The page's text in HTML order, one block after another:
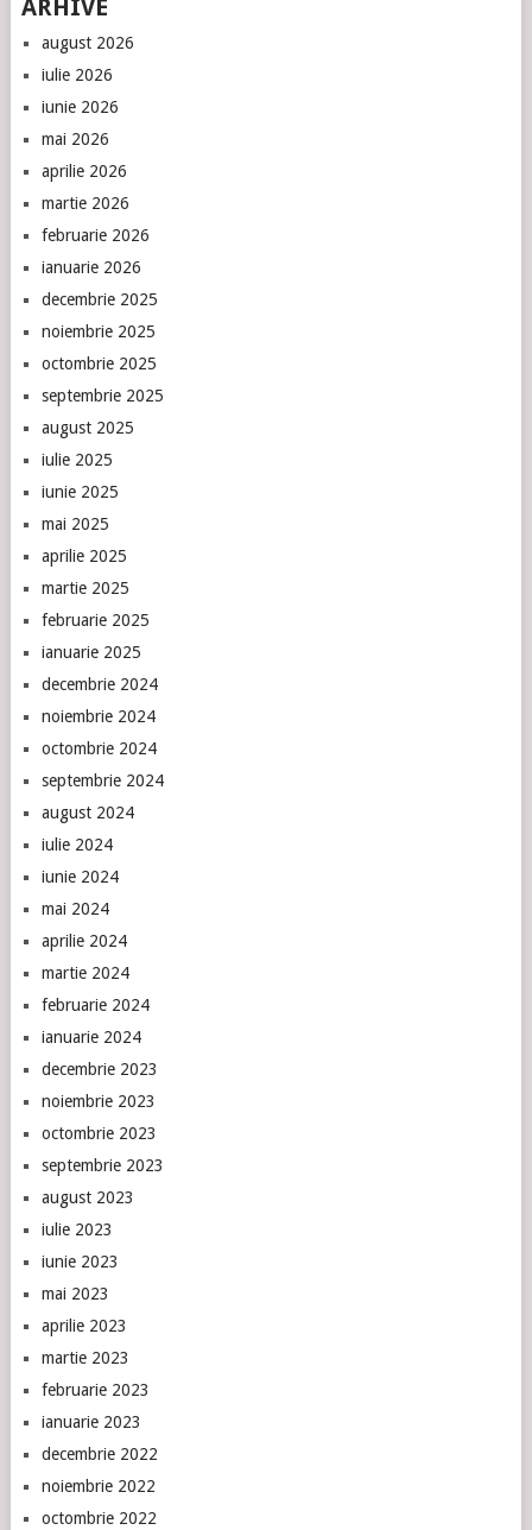
ARHIVE
august 2026
iulie 2026
iunie 2026
mai 2026
aprilie 2026
martie 2026
februarie 2026
ianuarie 2026
decembrie 2025
noiembrie 2025
octombrie 2025
septembrie 2025
august 2025
iulie 2025
iunie 2025
mai 2025
aprilie 2025
martie 2025
februarie 2025
ianuarie 2025
decembrie 2024
noiembrie 2024
octombrie 2024
septembrie 2024
august 2024
iulie 2024
iunie 2024
mai 2024
aprilie 2024
martie 2024
februarie 2024
ianuarie 2024
decembrie 2023
noiembrie 2023
octombrie 2023
septembrie 2023
august 2023
iulie 2023
iunie 2023
mai 2023
aprilie 2023
martie 2023
februarie 2023
ianuarie 2023
decembrie 2022
noiembrie 2022
octombrie 2022